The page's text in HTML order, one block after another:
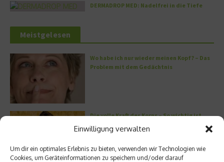
Einwilligung verwalten
Um dir ein optimales Erlebnis zu bieten, verwenden wir Technologien wie
Cookies, um Geräteinformationen zu speichern und/oder darauf
DERMADROP MED: Nadelfrei in die Tiefe
Meistgelesen
Wo habe ich nur wieder meinen Kopf? – Das
Problem mit dem Gedächtnis
Die volle Kraft des Korns – So wichtig ist